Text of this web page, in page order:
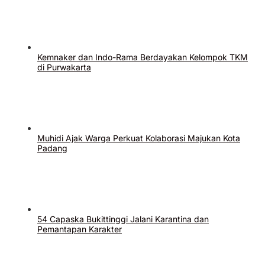
Kemnaker dan Indo-Rama Berdayakan Kelompok TKM
di Purwakarta
Muhidi Ajak Warga Perkuat Kolaborasi Majukan Kota
Padang
54 Capaska Bukittinggi Jalani Karantina dan
Pemantapan Karakter